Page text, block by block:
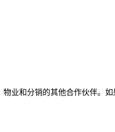
和分销的其他合作伙伴。